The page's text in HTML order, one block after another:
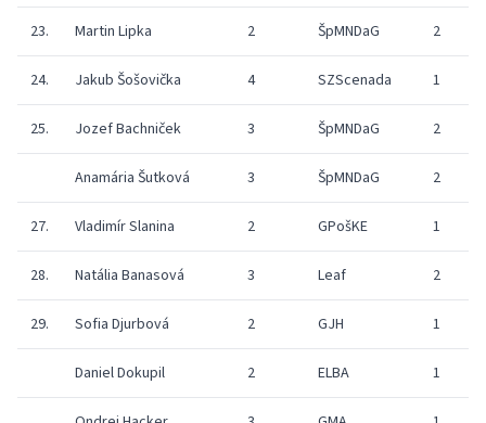
23. Martin Lipka 2 ŠpMNDaG 2
24. Jakub Šošovička 4 SZScenada 1
25. Jozef Bachniček 3 ŠpMNDaG 2
Anamária Šutková 3 ŠpMNDaG 2
27. Vladimír Slanina 2 GPošKE 1
28. Natália Banasová 3 Leaf 2
29. Sofia Djurbová 2 GJH 1
Daniel Dokupil 2 ELBA 1